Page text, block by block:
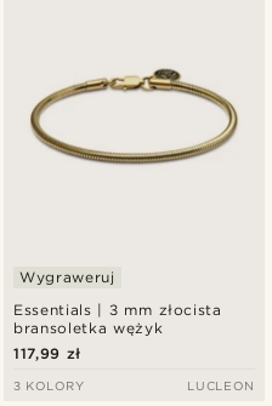
Essentials | 3 mm złocista
bransoletka wężyk
Wygraweruj
117,99 zł
3 KOLORY LUCLEON